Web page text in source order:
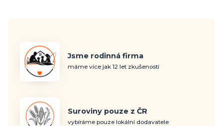
Jsme rodinná firma
máme více jak 12 let zkušeností
Suroviny pouze z ČR
vybíráme pouze lokální dodavatele